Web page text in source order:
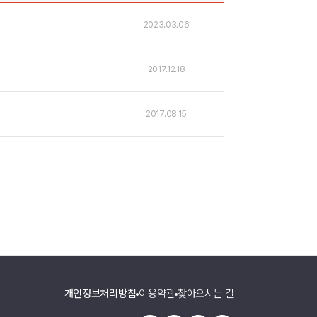
2023.03.06
2017.12.18
2017.08.15
개인정보처리방침 이용약관 찾아오시는 길